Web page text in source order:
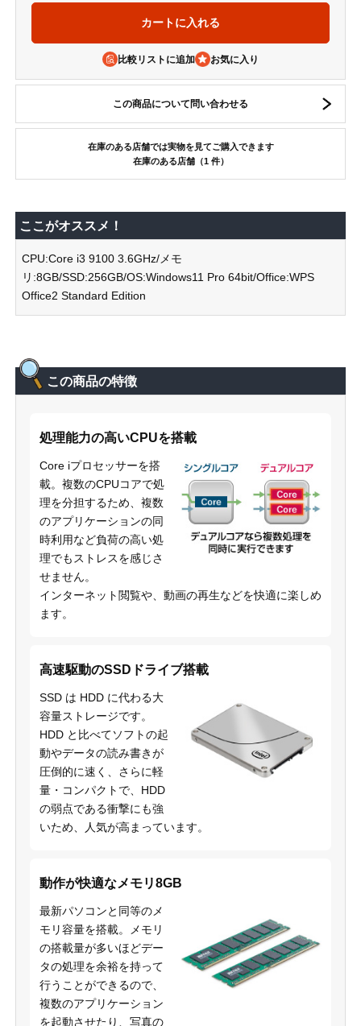
比較リストに追加
この商品について問い合わせる
在庫のある店舗では実物を見てご購入できます
在庫のある店舗（1 件）
ここがオススメ！
CPU:Core i3 9100 3.6GHz/メモ
リ:8GB/SSD:256GB/OS:Windows11 Pro 64bit/Office:WPS
Office2 Standard Edition
この商品の特徴
処理能力の高いCPUを搭載
Core iプロセッサーを搭
載。複数のCPUコアで処
理を分担するため、複数
のアプリケーションの同
時利用など負荷の高い処
理でもストレスを感じさ
せません。
インターネット閲覧や、動画の再生などを快適に楽しめ
ます。
高速駆動のSSDドライブ搭載
SSD は HDD に代わる大
容量ストレージです。
HDD と比べてソフトの起
動やデータの読み書きが
圧倒的に速く、さらに軽
量・コンパクトで、HDD
の弱点である衝撃にも強
いため、人気が高まっています。
動作が快適なメモリ8GB
最新パソコンと同等のメ
モリ容量を搭載。メモリ
の搭載量が多いほどデー
タの処理を余裕を持って
行うことができるので、
複数のアプリケーション
を起動させたり、写真の